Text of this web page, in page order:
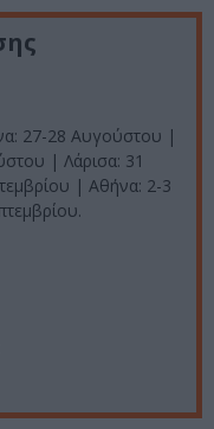
27-28 Αυγούστου |
| Λάρισα: 31
| Αθήνα: 2-3